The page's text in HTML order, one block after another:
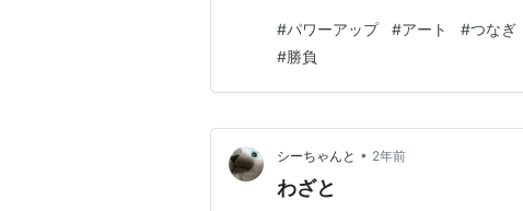
ういう大きな流れの中で次を考え
るが、それを頭で考えるのでなく
#パワーアップ #アート #つなぎ
#勝負
シーちゃんと • 2年前
わざと